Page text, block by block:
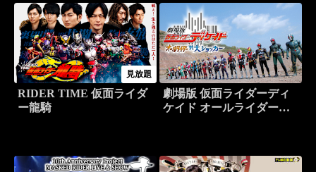
見放題
RIDER TIME 仮面ライダ
ー龍騎
劇場版 仮面ライダーディ
ケイド オールライダー対